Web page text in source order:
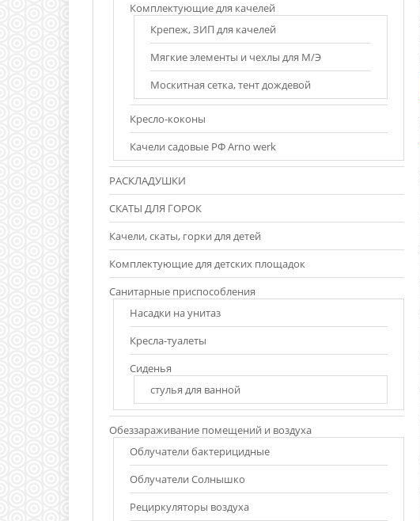
Комплектующие для качелей
Крепеж, ЗИП для качелей
Мягкие элементы и чехлы для М/Э
Москитная сетка, тент дождевой
Кресло-коконы
Качели садовые РФ Arno werk
РАСКЛАДУШКИ
СКАТЫ ДЛЯ ГОРОК
Качели, скаты, горки для детей
Комплектующие для детских площадок
Санитарные приспособления
Насадки на унитаз
Кресла-туалеты
Сиденья
стулья для ванной
Обеззараживание помещений и воздуха
Облучатели бактерицидные
Облучатели Солнышко
Рециркуляторы воздуха